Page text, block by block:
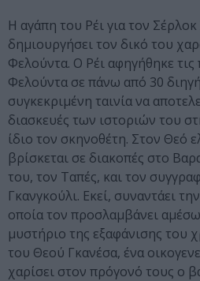
Η αγάπη του Ρέι για τον
δημιουργήσει τον δικό του
Φελούντα. Ο Ρέι αφηγήθηκε τις
Φελούντα σε πάνω από 30
συγκεκριμένη ταινία να
διασκευές των ιστοριών του
ίδιο τον σκηνοθέτη. Στον Θεό
βρίσκεται σε διακοπές στο
του, τον Ταπές, και τον
Γκανγκούλι. Εκεί, συναντάει
οποία τον προσλαμβάνει
μυστήριο της εξαφάνισης του
του Θεού Γκανέσα, ένα
χαρίσει στον πρόγονό τους ο